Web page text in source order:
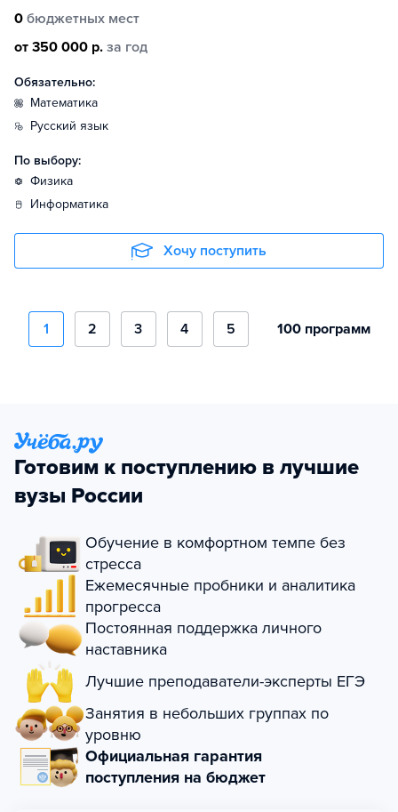
0 бюджетных мест
от 350 000 р. за год
Обязательно:
математика
русский язык
По выбору:
физика
информатика
Хочу поступить
1 2 3 4 5 100 программ
Готовим к поступлению в лучшие
вузы России
Обучение в комфортном темпе без
стресса
Ежемесячные пробники и аналитика
прогресса
Постоянная поддержка личного
наставника
Лучшие преподаватели-эксперты ЕГЭ
Занятия в небольших группах по
уровню
Официальная гарантия
поступления на бюджет